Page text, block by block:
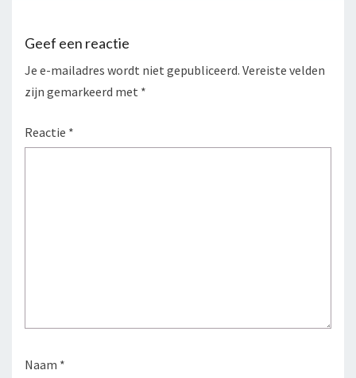
Geef een reactie
Je e-mailadres wordt niet gepubliceerd. Vereiste velden
zijn gemarkeerd met *
Reactie *
Naam *